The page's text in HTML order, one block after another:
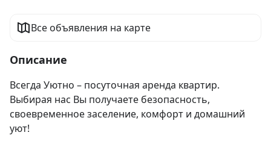
Все объявления на карте
Описание
Всегда Уютно – посуточная аренда квартир.
Выбирая нас Вы получаете безопасность,
своевременное заселение, комфорт и домашний
уют!